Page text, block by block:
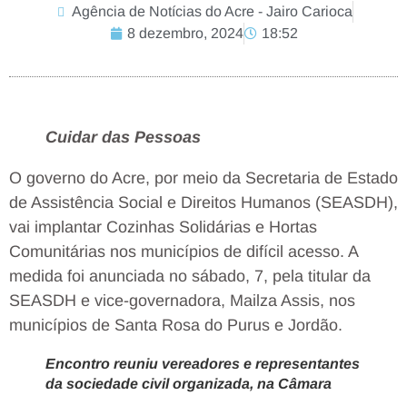
Agência de Notícias do Acre - Jairo Carioca
8 dezembro, 2024
18:52
Cuidar das Pessoas
O governo do Acre, por meio da Secretaria de Estado
de Assistência Social e Direitos Humanos (SEASDH),
vai implantar Cozinhas Solidárias e Hortas
Comunitárias nos municípios de difícil acesso. A
medida foi anunciada no sábado, 7, pela titular da
SEASDH e vice-governadora, Mailza Assis, nos
municípios de Santa Rosa do Purus e Jordão.
Encontro reuniu vereadores e representantes
da sociedade civil organizada, na Câmara